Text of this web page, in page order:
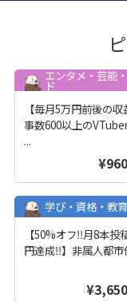
エンタメ・芸能
ド
【毎月5万円前後の
事数600以上の
...
学び・資格・教育
【50%オフ‼️月8本投
円達成‼️】非属人都市